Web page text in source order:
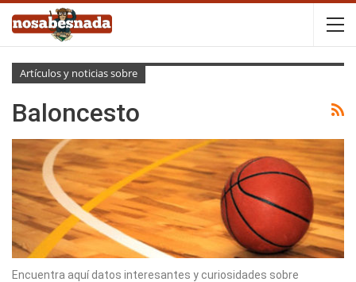
Artículos y noticias sobre
Baloncesto
Encuentra aquí datos interesantes y curiosidades sobre